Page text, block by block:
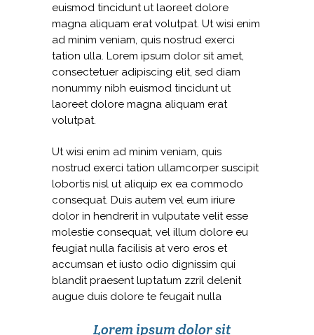
euismod tincidunt ut laoreet dolore
magna aliquam erat volutpat. Ut wisi enim
ad minim veniam, quis nostrud exerci
tation ulla. Lorem ipsum dolor sit amet,
consectetuer adipiscing elit, sed diam
nonummy nibh euismod tincidunt ut
laoreet dolore magna aliquam erat
volutpat.
Ut wisi enim ad minim veniam, quis
nostrud exerci tation ullamcorper suscipit
lobortis nisl ut aliquip ex ea commodo
consequat. Duis autem vel eum iriure
dolor in hendrerit in vulputate velit esse
molestie consequat, vel illum dolore eu
feugiat nulla facilisis at vero eros et
accumsan et iusto odio dignissim qui
blandit praesent luptatum zzril delenit
augue duis dolore te feugait nulla
Lorem ipsum dolor sit